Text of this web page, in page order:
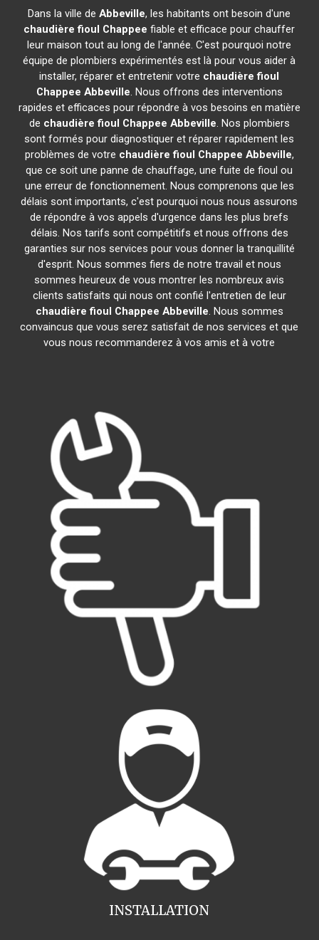
Dans la ville deAbbeville, les habitants ont besoin d'une
chaudière fioul Chappee fiable et efficace pour chauffer
leur maison tout au long de l'année. C'est pourquoi notre
équipe de plombiers expérimentés est là pour vous aider à
installer, réparer et entretenir votre chaudière fioul
Chappee Abbeville. Nous offrons des interventions
rapides et efficaces pour répondre à vos besoins en matière
de chaudière fioul Chappee Abbeville. Nos plombiers
sont formés pour diagnostiquer et réparer rapidement les
problèmes de votre chaudière fioul Chappee Abbeville,
que ce soit une panne de chauffage, une fuite de fioul ou
une erreur de fonctionnement. Nous comprenons que les
délais sont importants, c'est pourquoi nous nous assurons
de répondre à vos appels d'urgence dans les plus brefs
délais. Nos tarifs sont compétitifs et nous offrons des
garanties sur nos services pour vous donner la tranquillité
d'esprit. Nous sommes fiers de notre travail et nous
sommes heureux de vous montrer les nombreux avis
clients satisfaits qui nous ont confié l'entretien de leur
chaudière fioul Chappee Abbeville. Nous sommes
convaincus que vous serez satisfait de nos services et que
vous nous recommanderez à vos amis et à votre
INSTALLATION